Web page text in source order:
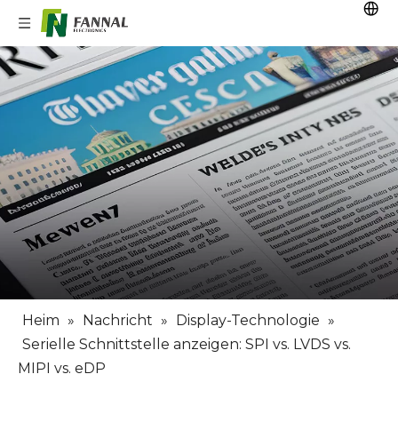
Heim » Nachricht » Display-Technologie »
Serielle Schnittstelle anzeigen: SPI vs. LVDS vs.
MIPI vs. eDP